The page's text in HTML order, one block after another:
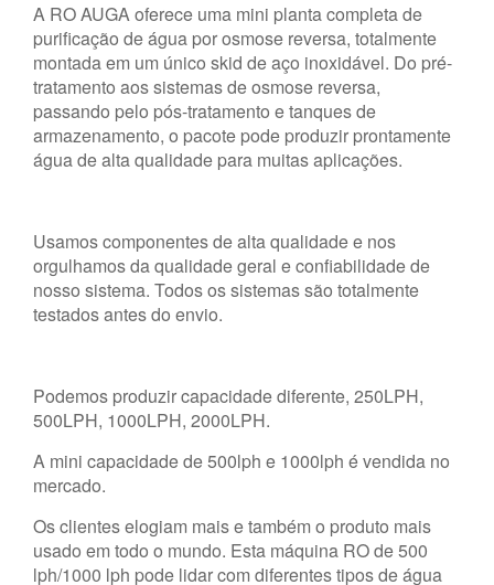
A RO AUGA oferece uma mini planta completa de
purificação de água por osmose reversa, totalmente
montada em um único skid de aço inoxidável. Do pré-
tratamento aos sistemas de osmose reversa,
passando pelo pós-tratamento e tanques de
armazenamento, o pacote pode produzir prontamente
água de alta qualidade para muitas aplicações.
Usamos componentes de alta qualidade e nos
orgulhamos da qualidade geral e confiabilidade de
nosso sistema. Todos os sistemas são totalmente
testados antes do envio.
Podemos produzir capacidade diferente, 250LPH,
500LPH, 1000LPH, 2000LPH.
A mini capacidade de 500lph e 1000lph é vendida no
mercado.
Os clientes elogiam mais e também o produto mais
usado em todo o mundo. Esta máquina RO de 500
lph/1000 lph pode lidar com diferentes tipos de água